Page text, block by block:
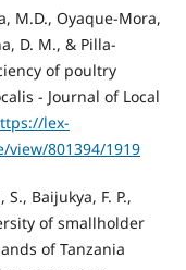
M.D., Oyaque-Mora,
D. M., & Pilla-
of poultry
- Journal of Local
lex-
view/801394/1919
Baijukya, F. P.,
of smallholder
of Tanzania